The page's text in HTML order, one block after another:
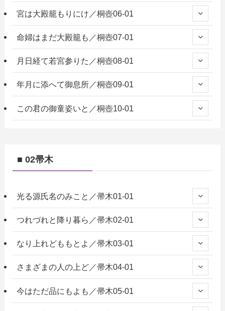
宮は大殿籠もりにけ／桐壺06-01
命婦はまだ大殿籠も／桐壺07-01
月日経て若宮参りた／桐壺08-01
年月に添へて御息所／桐壺09-01
この君の御童姿いと／桐壺10-01
■ 02帚木
光る源氏名のみこと／帚木01-01
つれづれと降り暮ら／帚木02-01
なり上れどももとよ／帚木03-01
さまざまの人の上ど／帚木04-01
今はただ品にもよも／帚木05-01